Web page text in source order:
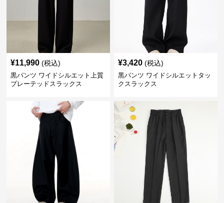
¥11,990 (税込)
黒パンツ ワイドシルエット上質
プレーテッドスラックス
¥3,420 (税込)
黒パンツ ワイドシルエットタッ
クスラックス